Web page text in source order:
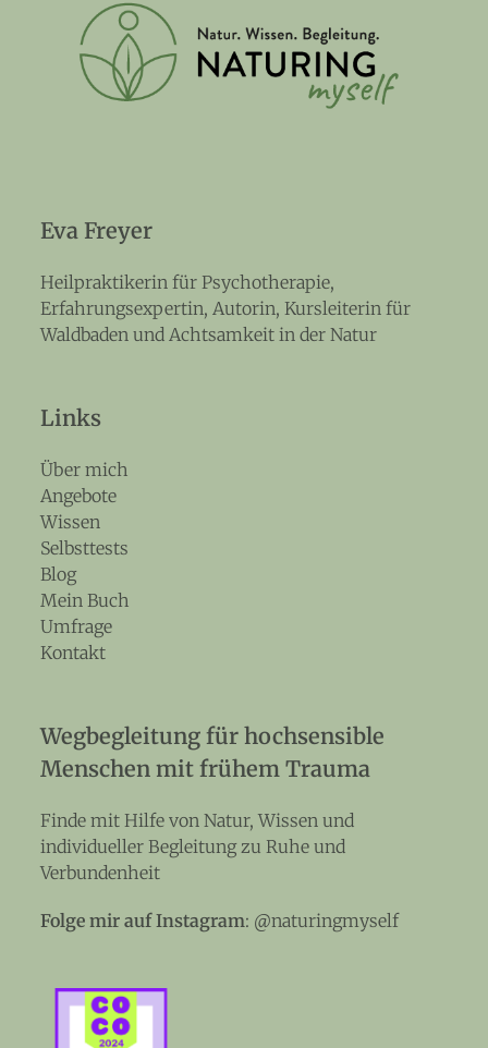
Eva Freyer
Heilpraktikerin für Psychotherapie,
Erfahrungsexpertin, Autorin, Kursleiterin für
Waldbaden und Achtsamkeit in der Natur
Links
Über mich
Angebote
Wissen
Selbsttests
Blog
Mein Buch
Umfrage
Kontakt
Wegbegleitung für hochsensible
Menschen mit frühem Trauma
Finde mit Hilfe von Natur, Wissen und
individueller Begleitung zu Ruhe und
Verbundenheit
Folge mir auf Instagram: @naturingmyself